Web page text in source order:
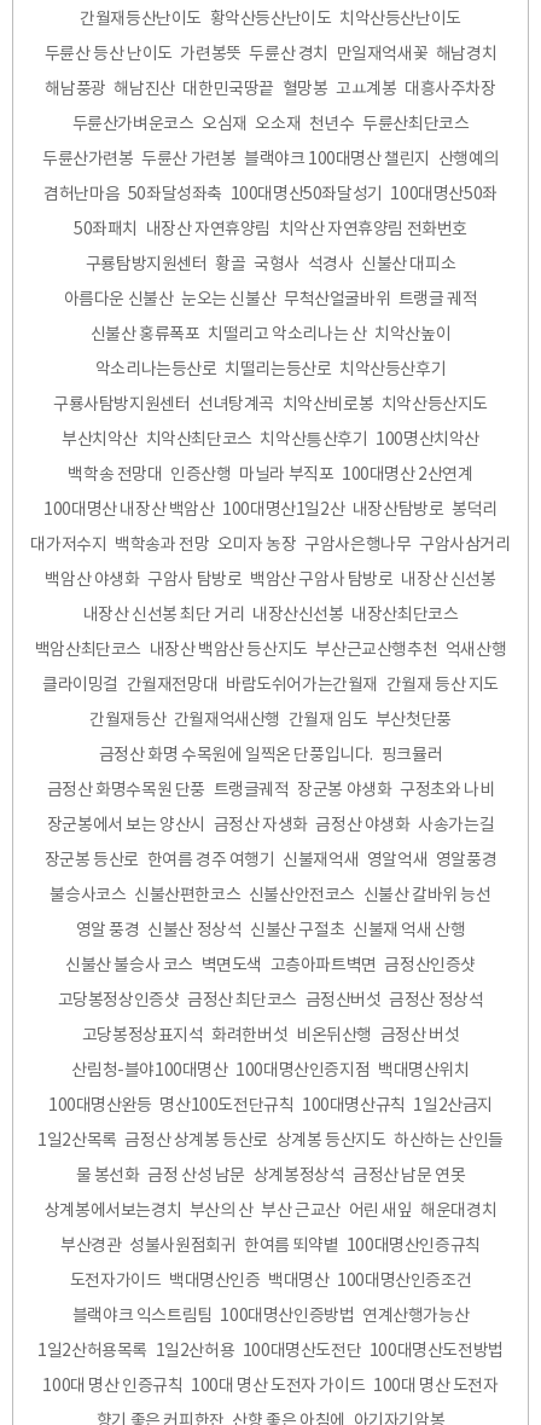
간월재등산난이도 황악산등산난이도 치악산등산난이도
두륜산 등산 난이도 가련봉뜻 두륜산 경치 만일재억새꽃 해남경치
해남풍광 해남진산 대한민국땅끝 혈망봉 고ㅛ계봉 대흥사주차장
두륜산가벼운코스 오심재 오소재 천년수 두륜산최단코스
두륜산가련봉 두륜산 가련봉 블랙야크 100대명산 챌린지
산행예의
겸허난마음 50좌달성좌축 100대명산50좌달성기
100대명산50좌
50좌패치
내장산 자연휴양림
치악산 자연휴양림 전화번호
구룡탐방지원센터
황골 국형사 석경사 신불산 대피소
아름다운 신불산 눈오는 신불산 무척산얼굴바위 트랭글 궤적
신불산 홍류폭포 치떨리고 악소리나는 산 치악산높이
악소리나는등산로 치떨리는등산로 치악산등산후기
구룡사탐방지원센터
선녀탕계곡 치악산비로봉 치악산등산지도
부산치악산 치악산최단코스 치악산틍산후기
100명산치악산
백학송 전망대
인증산행 마닐라 부직포 100대명산 2산연계
100대명산 내장산 백암산 100대명산1일2산 내장산탐방로 봉덕리
대가저수지
백학송과 전망 오미자 농장 구암사은행나무 구암사삼거리
백암산 야생화 구암사 탐방로 백암산 구암사 탐방로 내장산 신선봉
내장산 신선봉 최단 거리
내장산신선봉 내장산최단코스
백암산최단코스 내장산 백암산 등산지도 부산근교산행추천 억새산행
클라이밍걸
간월재전망대 바람도쉬어가는간월재
간월재 등산 지도
간월재등산 간월재억새산행 간월재 임도 부산첫단풍
금정산 화명 수목원에 일찍온 단풍입니다. 핑크뮬러
금정산 화명수목원 단풍 트랭글궤적 장군봉 야생화 구정초와 나비
장군봉에서 보는 양산시
금정산 자생화 금정산 야생화 사송가는길
장군봉 등산로 한여름 경주 여행기 신불재억새 영알억새
영알풍경
불승사코스 신불산편한코스 신불산안전코스 신불산 칼바위 능선
영알 풍경 신불산 정상석 신불산 구절초 신불재 억새 산행
신불산 불승사 코스 벽면도색 고층아파트벽면 금정산인증샷
고당봉정상인증샷 금정산 최단코스 금정산버섯 금정산 정상석
고당봉정상표지석 화려한버섯 비온뒤산행 금정산 버섯
산림청-블야100대명산 100대명산인증지점 백대명산위치
100대명산완등 명산100도전단규칙 100대명산규칙 1일2산금지
1일2산목록 금정산 상계봉 등산로 상계봉 등산지도 하산하는 산인들
물 봉선화 금정 산성 남문 상계봉정상석 금정산 남문 연못
상계봉에서보는경치
부산의 산 부산 근교산 어린 새잎 해운대경치
부산경관 성불사원점회귀 한여름 뙤약볕 100대명산인증규칙
도전자가이드 백대명산인증 백대명산 100대명산인증조건
블랙야크 익스트림팀 100대명산인증방법 연계산행가능산
1일2산허용목록 1일2산허용 100대명산도전단 100대명산도전방법
100대 명산 인증규칙 100대 명산 도전자 가이드 100대 명산 도전자